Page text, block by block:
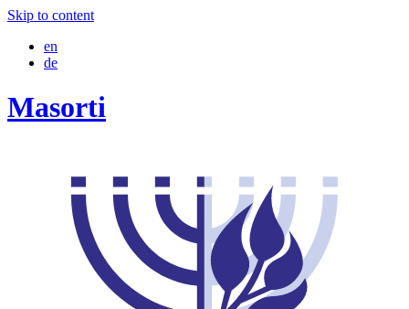
Skip to content
en
de
Masorti